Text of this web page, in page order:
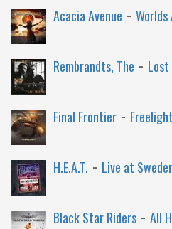
Acacia Avenue -
Rembrandts, The -
Final Frontier - Freelight
H.E.A.T. - Live at
Black Star Riders - All